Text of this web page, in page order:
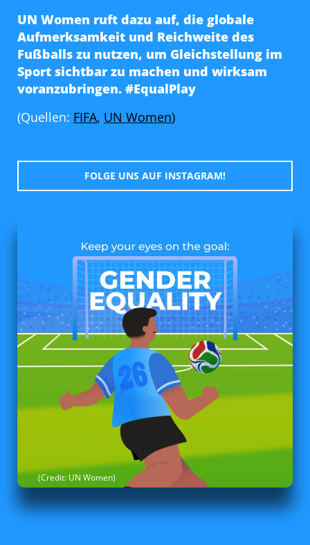
UN Women ruft dazu auf, die globale
Aufmerksamkeit und Reichweite des
Fußballs zu nutzen, um Gleichstellung im
Sport sichtbar zu machen und wirksam
voranzubringen. #EqualPlay
(Quellen: FIFA, UN Women)
FOLGE UNS AUF INSTAGRAM!
(Credit: UN Women)